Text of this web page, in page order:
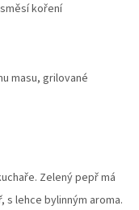
koření
masu, grilované
Zelený pepř má
lehce bylinným aroma.